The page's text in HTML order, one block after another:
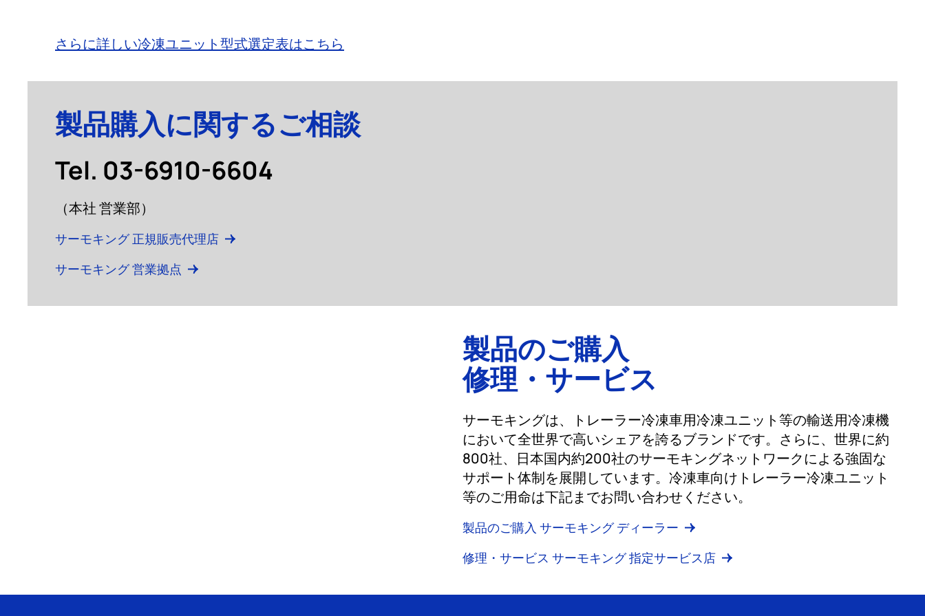
さらに詳しい冷凍ユニット型式選定表はこちら
製品購入に関するご相談
Tel. 03-6910-6604
（本社 営業部）
サーモキング 正規販売代理店
サーモキング 営業拠点
製品のご購入
修理・サービス
サーモキングは、トレーラー冷凍車用冷凍ユニット等の輸送用冷凍機
において全世界で高いシェアを誇るブランドです。さらに、世界に約
800社、日本国内約200社のサーモキングネットワークによる強固な
サポート体制を展開しています。冷凍車向けトレーラー冷凍ユニット
等のご用命は下記までお問い合わせください。
製品のご購入 サーモキング ディーラー
修理・サービス サーモキング 指定サービス店